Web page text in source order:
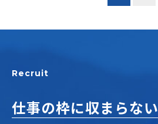
Recruit
仕事の枠に収まらない